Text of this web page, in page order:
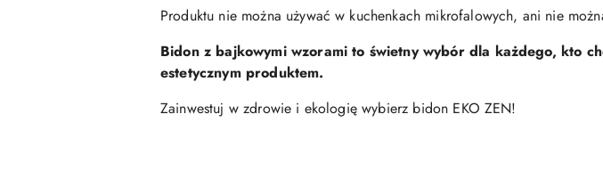
Produktu nie można używać w kuchenkach mikrofalowych, ani nie
Bidon z bajkowymi wzorami to świetny wybór dla każdego, kto
estetycznym produktem.
Zainwestuj w zdrowie i ekologię wybierz bidon EKO ZEN!